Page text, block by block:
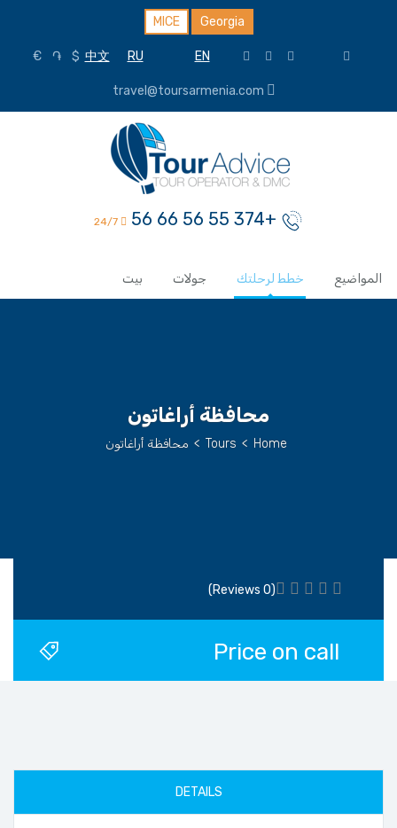
MICE Georgia
EN
RU
中文
$
֏
€
+374 55 56 66 56
بيت جولات خطط لرحلتك المواضيع
محافظة أراغاتون
Home
>
Tours
> محافظة أراغاتون
(0 Reviews)
Price on call
DETAILS